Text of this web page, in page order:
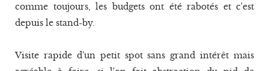
comme toujours, les budgets ont été rabotés et c'est
depuis le stand-by.
Visite rapide d'un petit spot sans grand intérêt mais